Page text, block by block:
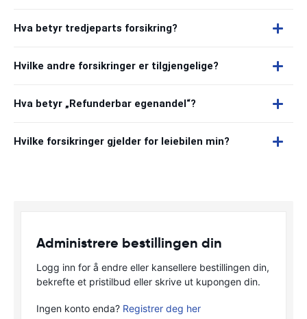
Hva betyr tredjeparts forsikring?
Hvilke andre forsikringer er tilgjengelige?
Hva betyr „Refunderbar egenandel“?
Hvilke forsikringer gjelder for leiebilen min?
Administrere bestillingen din
Logg inn for å endre eller kansellere bestillingen din,
bekrefte et pristilbud eller skrive ut kupongen din.
Ingen konto enda? Registrer deg her